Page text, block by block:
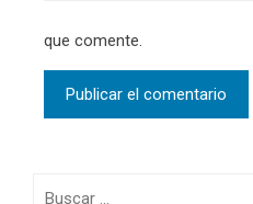
que comente.